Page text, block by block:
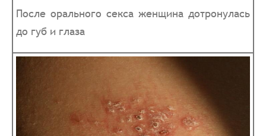
После орального секса женщина дотронулась
до губ и глаза